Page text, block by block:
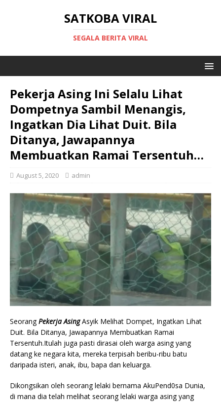
SATKOBA VIRAL
SEGALA BERITA VIRAL
Pekerja Asing Ini Selalu Lihat
Dompetnya Sambil Menangis,
Ingatkan Dia Lihat Duit. Bila
Ditanya, Jawapannya
Membuatkan Ramai Tersentuh…
August 5, 2020 admin
SeorangPekerja AsingAsyik Melihat Dompet, Ingatkan Lihat
Duit. Bila Ditanya, Jawapannya Membuatkan Ramai
Tersentuh.Itulah juga pasti dirasai oleh warga asing yang
datang ke negara kita, mereka terpisah beribu-ribu batu
daripada isteri, anak, ibu, bapa dan keluarga.
Dikongsikan oleh seorang lelaki bernama AkuPend0sa Dunia,
di mana dia telah melihat seorang lelaki warga asing yang